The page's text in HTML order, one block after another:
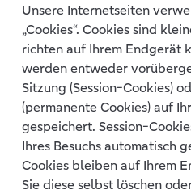
Unsere Internetseiten
„Cookies“. Cookies sind
richten auf Ihrem Endgerät
werden entweder
Sitzung (Session-Cookies)
(permanente Cookies) auf
gespeichert. Session-
Ihres Besuchs automatisch
Cookies bleiben auf Ihrem
Sie diese selbst löschen